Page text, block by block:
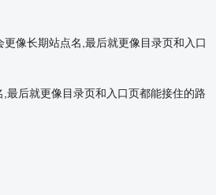
像长期站点名,最后就更像目录页和入口
后就更像目录页和入口页都能接住的路